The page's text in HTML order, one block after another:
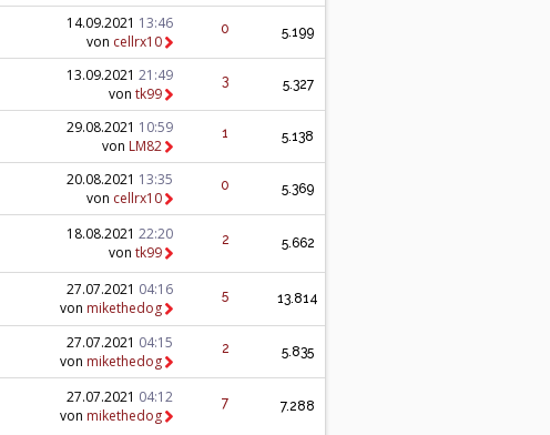
14.09.2021 13:46
von cellrx10
0 5.199
13.09.2021 21:49
von tk99
3 5.327
29.08.2021 10:59
von LM82
1 5.138
20.08.2021 13:35
von cellrx10
0 5.369
18.08.2021 22:20
von tk99
2 5.662
27.07.2021 04:16
von mikethedog
5 13.814
27.07.2021 04:15
von mikethedog
2 5.835
27.07.2021 04:12
von mikethedog
7 7.288